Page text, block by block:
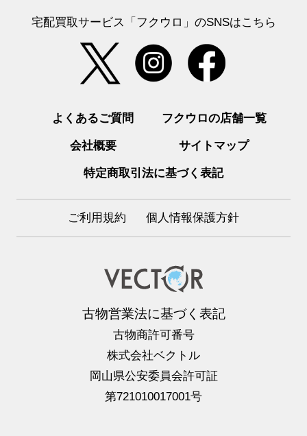
宅配買取サービス「フクウロ」のSNSはこちら
よくあるご質問 フクウロの店舗一覧
会社概要 サイトマップ
特定商取引法に基づく表記
ご利用規約 個人情報保護方針
古物営業法に基づく表記
古物商許可番号
株式会社ベクトル
岡山県公安委員会許可証
第721010017001号